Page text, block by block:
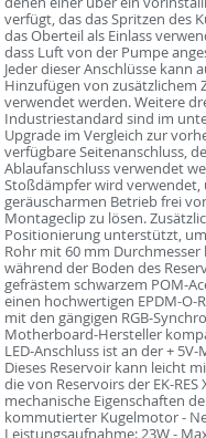
verfügt, das das Spritzen des
das Oberteil als Einlass
dass Luft von der Pumpe
Jeder dieser Anschlüsse kann
Hinzufügen von zusätzlichem
verwendet werden. Weitere
Industriestandard sind im
Upgrade im Vergleich zur
verfügbare Seitenanschluss,
Ablaufanschluss verwendet
Stoßdämpfer wird
geräuscharmen Betrieb frei
Montageclip zu lösen.
Positionierung unterstützt,
Rohr mit 60 mm
während der Boden des
gefrästem schwarzem POM-
einen hochwertigen EPDM-O-
mit den gängigen RGB-
Motherboard-Hersteller
LED-Anschluss ist an der +
Dieses Reservoir kann leicht
die von Reservoirs der EK-
mechanische Eigenschaften
kommutierter Kugelmotor -
Leistungsaufnahme: 23W -